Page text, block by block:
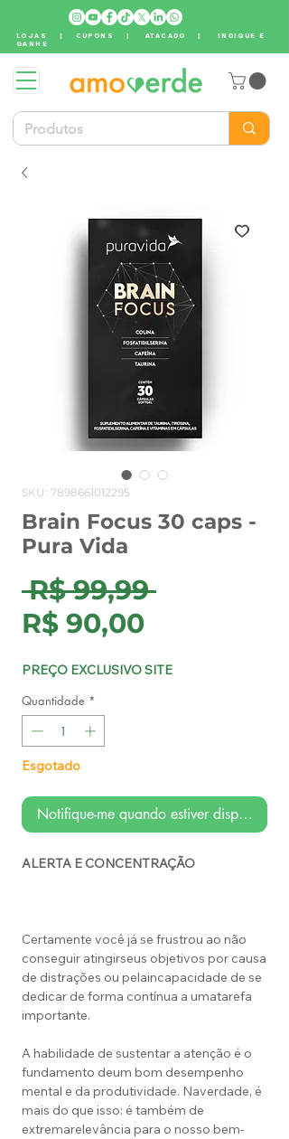
LOJAS | CUPONS |ATACADO | INDIQUE E
GANHE
SKU: 7898661012295
Brain Focus 30 caps -
Pura Vida
R$ 99,99 Preço
R$ 90,00Preço
PREÇO EXCLUSIVO SITE
Quantidade *
Esgotado
Notifique-me quando estiver disponível
ALERTA E CONCENTRAÇÃO
Certamente você já se frustrou ao não
conseguir atingirseus objetivos por causa
de distrações ou pelaincapacidade de se
dedicar de forma contínua a umatarefa
importante.
A habilidade de sustentar a atenção é o
fundamento deum bom desempenho
mental e da produtividade. Naverdade, é
mais do que isso: é também de
extremarelevância para o nosso bem-